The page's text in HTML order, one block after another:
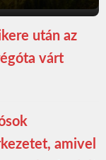
után az
várt
amivel